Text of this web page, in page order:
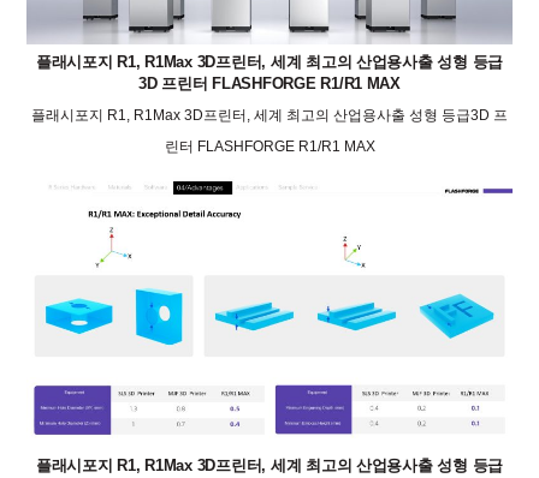
플래시포지 R1, R1Max 3D프린터, 세계 최고의 산업용사출 성형 등급
3D 프린터 FLASHFORGE R1/R1 MAX
플래시포지 R1, R1Max 3D프린터, 세계 최고의 산업용사출 성형 등급3D 프
린터 FLASHFORGE R1/R1 MAX
플래시포지 R1, R1Max 3D프린터, 세계 최고의 산업용사출 성형 등급